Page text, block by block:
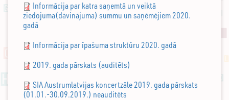
Informācija par katra saņemtā un veiktā
ziedojuma(dāvinājuma) summu un saņēmējiem 2020.
gadā
Informācija par īpašuma struktūru 2020. gadā
2019. gada pārskats (auditēts)
SIA Austrumlatvijas koncertzāle 2019. gada pārskats
(01.01.-30.09.2019.) neauditēts